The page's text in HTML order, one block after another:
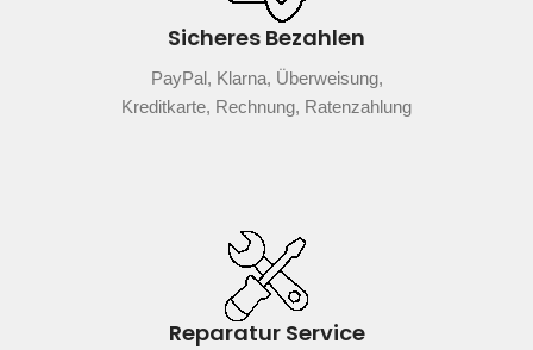
Sicheres Bezahlen
PayPal, Klarna, Überweisung,
Kreditkarte, Rechnung, Ratenzahlung
Reparatur Service